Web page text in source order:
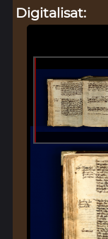
Digitalisat: